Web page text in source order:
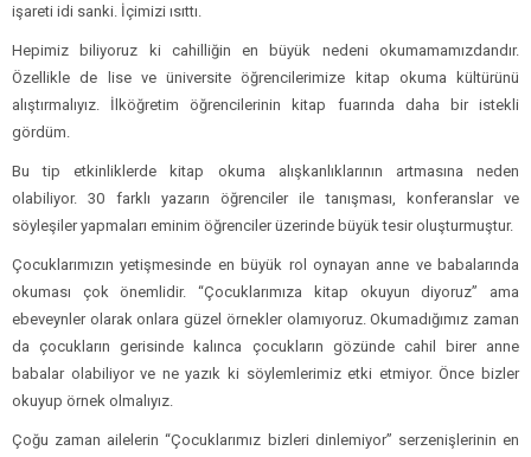
işareti idi sanki. İçimizi ısıttı.
Hepimiz biliyoruz ki cahilliğin en büyük nedeni okumamamızdandır.
Özellikle de lise ve üniversite öğrencilerimize kitap okuma kültürünü
alıştırmalıyız. İlköğretim öğrencilerinin kitap fuarında daha bir istekli
gördüm.
Bu tip etkinliklerde kitap okuma alışkanlıklarının artmasına neden
olabiliyor. 30 farklı yazarın öğrenciler ile tanışması, konferanslar ve
söyleşiler yapmaları eminim öğrenciler üzerinde büyük tesir oluşturmuştur.
Çocuklarımızın yetişmesinde en büyük rol oynayan anne ve babalarında
okuması çok önemlidir. “Çocuklarımıza kitap okuyun diyoruz” ama
ebeveynler olarak onlara güzel örnekler olamıyoruz. Okumadığımız zaman
da çocukların gerisinde kalınca çocukların gözünde cahil birer anne
babalar olabiliyor ve ne yazık ki söylemlerimiz etki etmiyor. Önce bizler
okuyup örnek olmalıyız.
Çoğu zaman ailelerin “Çocuklarımız bizleri dinlemiyor” serzenişlerinin en